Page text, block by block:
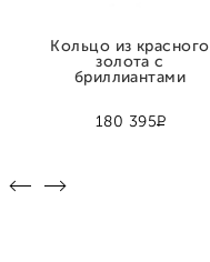
180 395Р
Кольцо из красного
золота с
бриллиантами